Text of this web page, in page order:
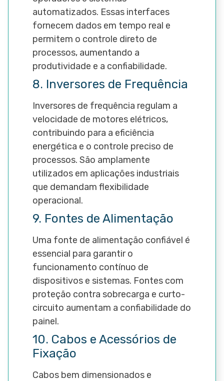
automatizados. Essas interfaces
fornecem dados em tempo real e
permitem o controle direto de
processos, aumentando a
produtividade e a confiabilidade.
8. Inversores de Frequência
Inversores de frequência regulam a
velocidade de motores elétricos,
contribuindo para a eficiência
energética e o controle preciso de
processos. São amplamente
utilizados em aplicações industriais
que demandam flexibilidade
operacional.
9. Fontes de Alimentação
Uma fonte de alimentação confiável é
essencial para garantir o
funcionamento contínuo de
dispositivos e sistemas. Fontes com
proteção contra sobrecarga e curto-
circuito aumentam a confiabilidade do
painel.
10. Cabos e Acessórios de
Fixação
Cabos bem dimensionados e